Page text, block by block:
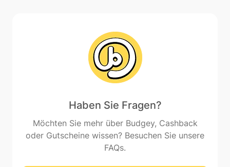
Haben Sie Fragen?
Möchten Sie mehr über Budgey, Cashback
oder Gutscheine wissen? Besuchen Sie unsere
FAQs.